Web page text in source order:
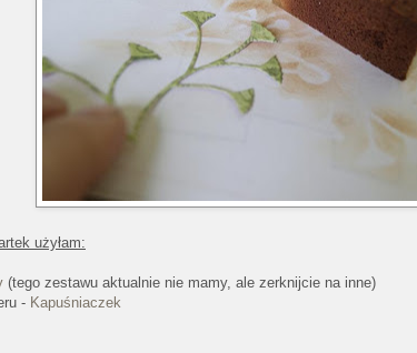
użyłam:
(tego zestawu aktualnie nie mamy, ale zerknijcie na inne)
- Kapuśniaczek